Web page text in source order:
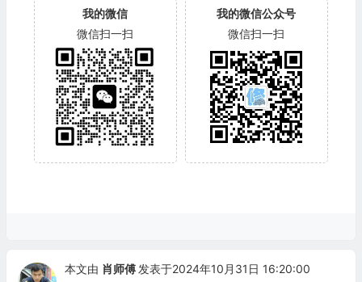
我的微信
微信扫一扫
我的微信公众号
微信扫一扫
本文由 肖师傅 发表于2024年10月31日 16:20:00